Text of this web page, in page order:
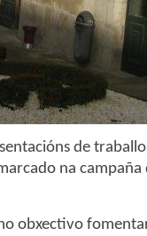
de
na
obxectivo